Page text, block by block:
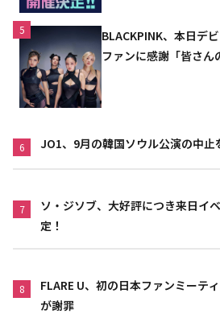
5
BLACKPINK、本日デ
ファンに感謝「皆さん
6 JO1、9月の韓国ソウル公演の中
7
ソ・ジソブ、大好評につき来日イ
定！
8
FLARE U、初の日本ファンミーテ
が謝罪